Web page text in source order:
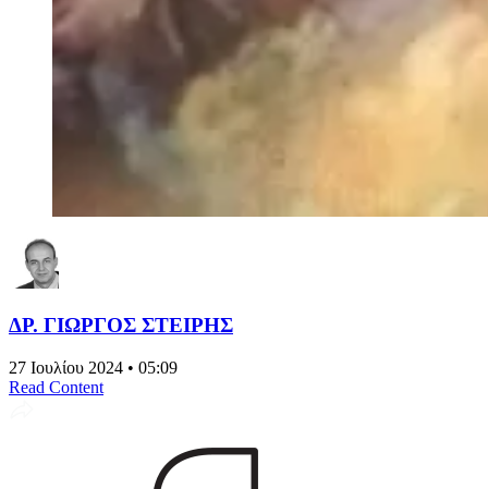
ΔΡ. ΓΙΩΡΓΟΣ ΣΤΕΙΡΗΣ
27 Ιουλίου 2024 • 05:09
Read Content